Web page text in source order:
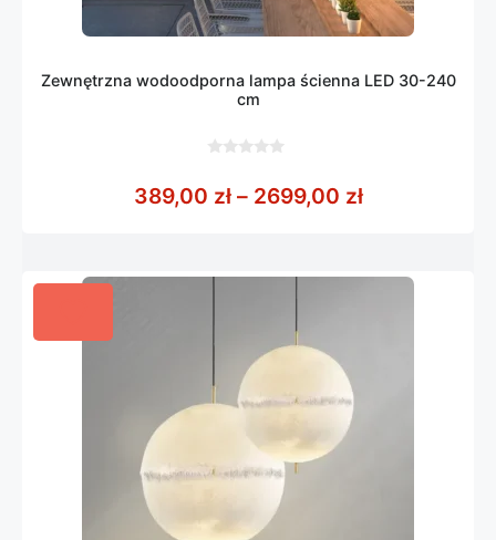
Zewnętrzna wodoodporna lampa ścienna LED 30-240
cm
5
389,00 zł – 2699,00 złZakres cen: